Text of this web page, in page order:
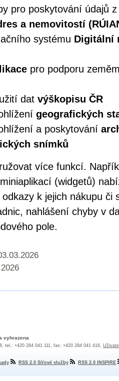
pro poskytování údajů
a nemovitostí
systému Digitální
pro podporu
dat výškopisu ČR
geografických
a poskytování
snímků
více funkcí.
(widgetů)
k jejich nákupu či
nahlášení chyby v
pole.
vyhrazena
tel.: +420 284 041 111, fax: +420 284 041 416,
RSS 2.0 Síťové služby RSS 2.0 INSPIRE